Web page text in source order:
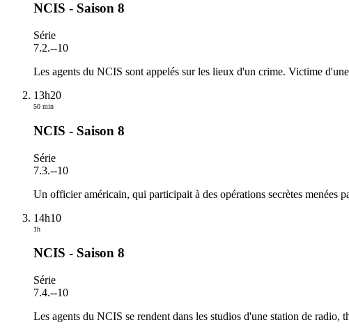
NCIS - Saison 8
Série
7.2.--10
Les agents du NCIS sont appelés sur les lieux d'un crime. Victime
13h20
50 min
NCIS - Saison 8
Série
7.3.--10
Un officier américain, qui participait à des opérations secrètes
14h10
1h
NCIS - Saison 8
Série
7.4.--10
Les agents du NCIS se rendent dans les studios d'une station de